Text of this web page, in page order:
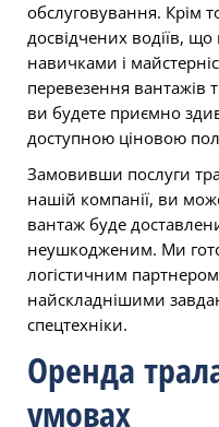
обслуговування. Крім
досвідчених водіїв,
навичками і
перевезення
ви будете приємно
доступною ціновою
Замовивши послуги
нашій компанії, ви
вантаж буде
неушкодженим. Ми
логістичним
найскладнішими
спецтехніки.
Оренда
умовах